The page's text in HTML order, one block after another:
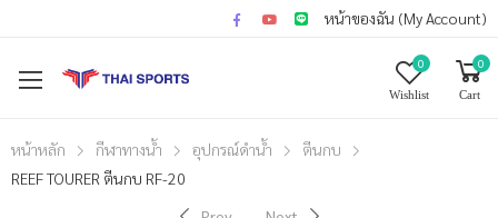
หน้าของฉัน (My Account)
0
Wishlist
0
Cart
หน้าหลัก กีฬาทางน้ำ อุปกรณ์ดำน้ำ
ตีนกบ
REEF TOURER ตีนกบ RF-20